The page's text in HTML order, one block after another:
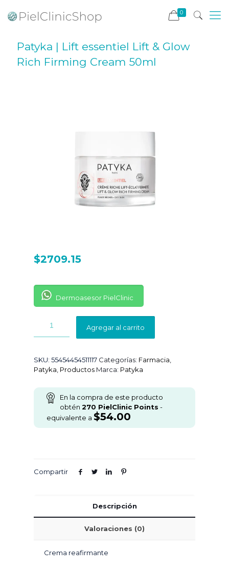
0
Patyka | Lift essentiel Lift & Glow
Rich Firming Cream 50ml
$2709.15
Dermoasesor PielClinic
Agregar al carrito
SKU: 55454454511117 Categorías: Farmacia
Patyka Productos Marca: Patyka
En la compra de este producto
obtén 270 PielClinic Points -
equivalente a $54.00
Compartir
Descripción
Valoraciones (0)
Crema reafirmante